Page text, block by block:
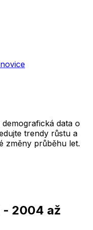
data o
trendy růstu a
změny průběhu let.
- 2004 až